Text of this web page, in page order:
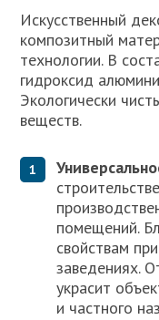
Искусственный
композитный
технологии. В
гидроксид
Экологически
веществ.
помещений.
свойствам
заведениях.
украсит
и частного